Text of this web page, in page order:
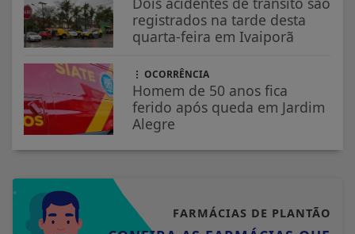
(27), pacientes que viajam
para tratamento fora de...
DESPEDIDA
Luiz Carlos Ferreira do
Nascimento morre aos 50
anos; família comunica
velório e...
registrados na tarde desta
quarta-feira em Ivaiporã